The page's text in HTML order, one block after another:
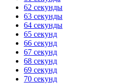
62 секунды
63 секунды
64 секунды
65 секунд
66 секунд
67 секунд
68 секунд
69 секунд
70 секунд